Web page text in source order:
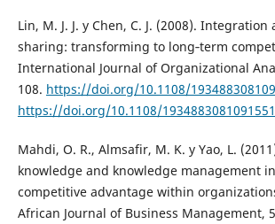
Lin, M. J. J. y Chen, C. J. (2008).
sharing: transforming to long‐term
International Journal of Organizational
108. https://doi.org/10.1108/
https://doi.org/10.1108/
Mahdi, O. R., Almsafir, M. K. y Yao, L.
knowledge and knowledge management
competitive advantage within
African Journal of Business Management,